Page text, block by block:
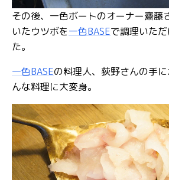
その後、一色ボートのオーナー齋藤
いたウツボを一色BASEで調理いた
た。
一色BASEの料理人、荻野さんの手
んな料理に大変身。